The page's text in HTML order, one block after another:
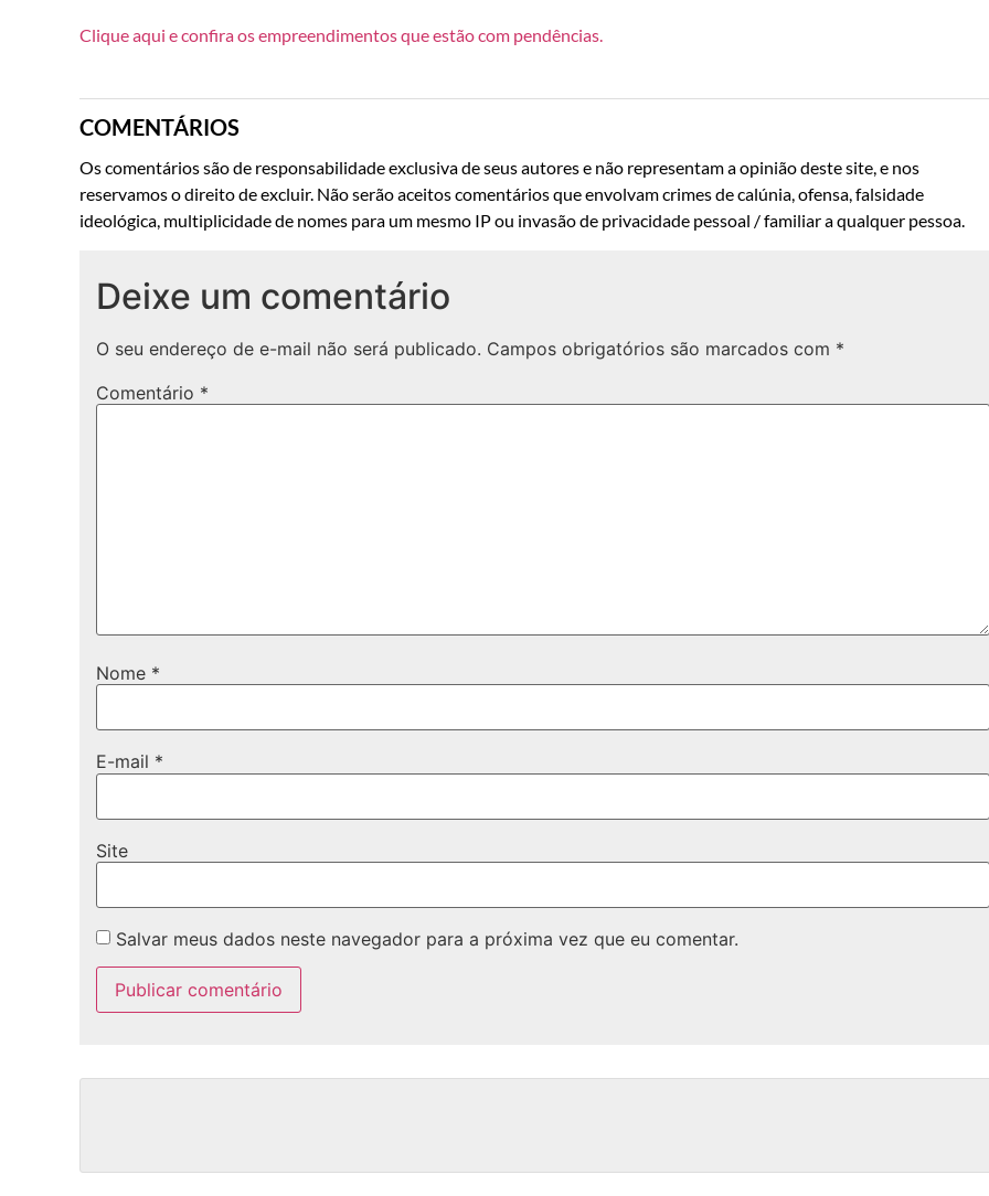
Clique aqui e confira os empreendimentos que estão com pendências.
COMENTÁRIOS
Os comentários são de responsabilidade exclusiva de seus autores e não representam a opinião deste site, e nos
reservamos o direito de excluir. Não serão aceitos comentários que envolvam crimes de calúnia, ofensa, falsidade
ideológica, multiplicidade de nomes para um mesmo IP ou invasão de privacidade pessoal / familiar a qualquer pessoa.
Deixe um comentário
O seu endereço de e-mail não será publicado. Campos obrigatórios são marcados com *
Comentário *
Nome *
E-mail *
Site
Salvar meus dados neste navegador para a próxima vez que eu comentar.